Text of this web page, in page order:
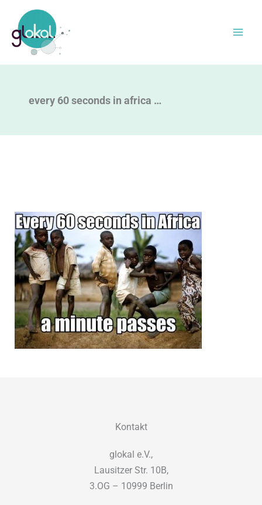
Inhalt
springen
every 60 seconds in africa …
Kontakt
glokal e.V.,
Lausitzer Str. 10B,
3.OG – 10999 Berlin